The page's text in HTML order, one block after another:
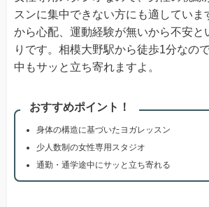
スンに集中できない方にも適していま
から心配、運動経験が無いから不安と
りです。相模大野駅から徒歩1分なの
中もサッと立ち寄れますよ。
おすすめポイント！
身体の構造に基づいたヨガレッスン
少人数制の女性専用スタジオ
通勤・通学途中にサッと立ち寄れる